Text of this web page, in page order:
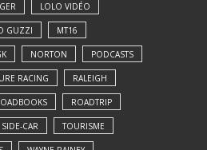
LOLO VIDÉO
GUZZI MT16
NORTON PODCASTS
RACING RALEIGH
ROADTRIP
SIDE-CAR TOURISME